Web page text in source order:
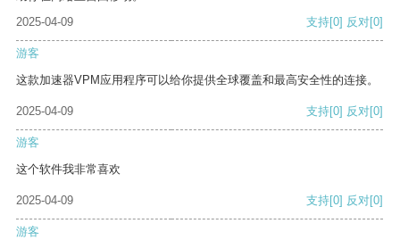
2025-04-09
支持[0] 反对[0]
游客
这款加速器VPM应用程序可以给你提供全球覆盖和最高安全性的连接。
2025-04-09 支持[0] 反对[0]
游客
这个软件我非常喜欢
2025-04-09 支持[0] 反对[0]
游客